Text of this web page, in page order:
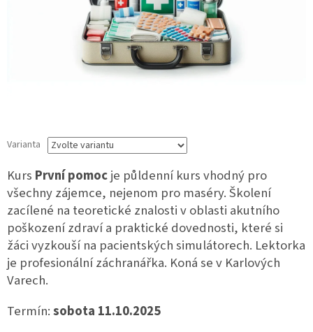
Varianta
Kurs První pomocje půldenní kurs vhodný pro
všechny zájemce, nejenom pro maséry. Školení
zacílené na teoretické znalosti v oblasti akutního
poškození zdraví a praktické dovednosti, které si
žáci vyzkouší na pacientských simulátorech. Lektorka
je profesionální záchranářka. Koná se v Karlových
Varech.
Termín:sobota 11.10.2025